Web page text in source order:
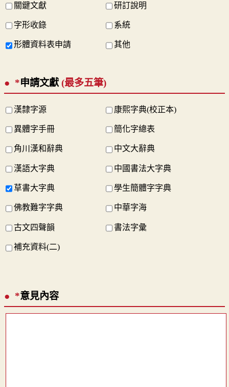
關鍵文獻 研訂說明
字形收錄 系統
形體資料表申請 其他
*申請文獻 (最多五筆)
漢隸字源 康熙字典(校正本)
異體字手冊 簡化字總表
角川漢和辭典 中文大辭典
漢語大字典 中國書法大字典
草書大字典 學生簡體字字典
佛教難字字典 中華字海
古文四聲韻 書法字彙
補充資料(二)
*意見內容